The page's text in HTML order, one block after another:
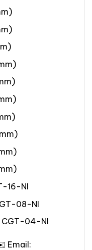
16-NI
08-NI
CGT-04-NI
Email: